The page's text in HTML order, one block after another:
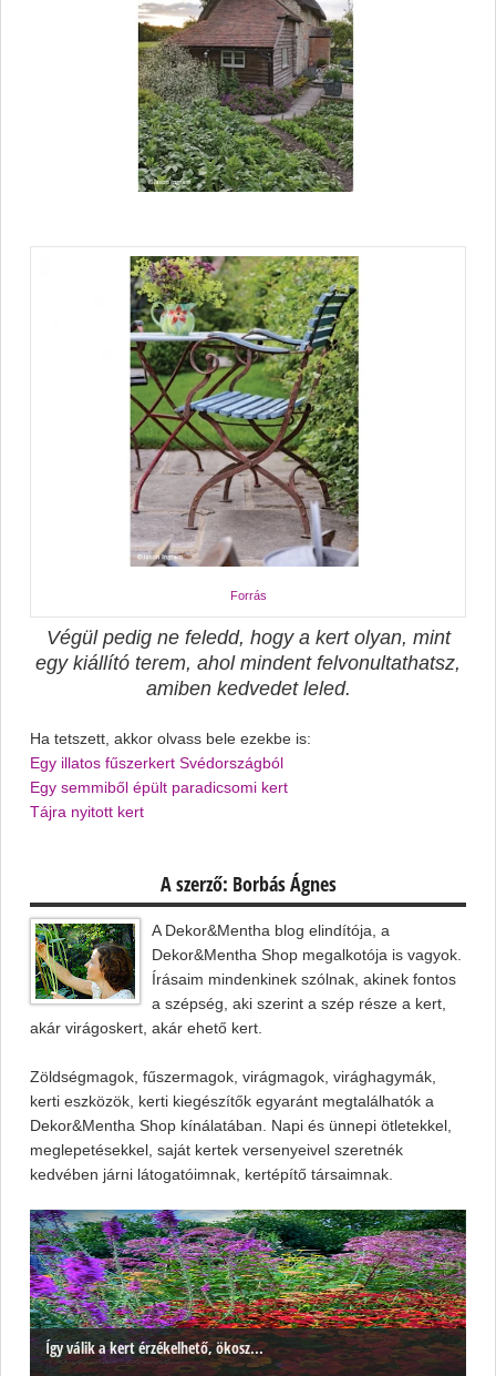
Forrás
Végül pedig ne feledd, hogy a kert olyan, mint
egy kiállító terem, ahol mindent felvonultathatsz,
amiben kedvedet leled.
Ha tetszett, akkor olvass bele ezekbe is:
Egy illatos fűszerkert Svédországból
Egy semmiből épült paradicsomi kert
Tájra nyitott kert
A szerző: Borbás Ágnes
A Dekor&Mentha blog elindítója, a
Dekor&Mentha Shop megalkotója is vagyok.
Írásaim mindenkinek szólnak, akinek fontos
a szépség, aki szerint a szép része a kert,
akár virágoskert, akár ehető kert.
Zöldségmagok, fűszermagok, virágmagok, virághagymák,
kerti eszközök, kerti kiegészítők egyaránt megtalálhatók a
Dekor&Mentha Shop kínálatában. Napi és ünnepi ötletekkel,
meglepetésekkel, saját kertek versenyeivel szeretnék
kedvében járni látogatóimnak, kertépítő társaimnak.
Így válik a kert érzékelhető, ökosz...